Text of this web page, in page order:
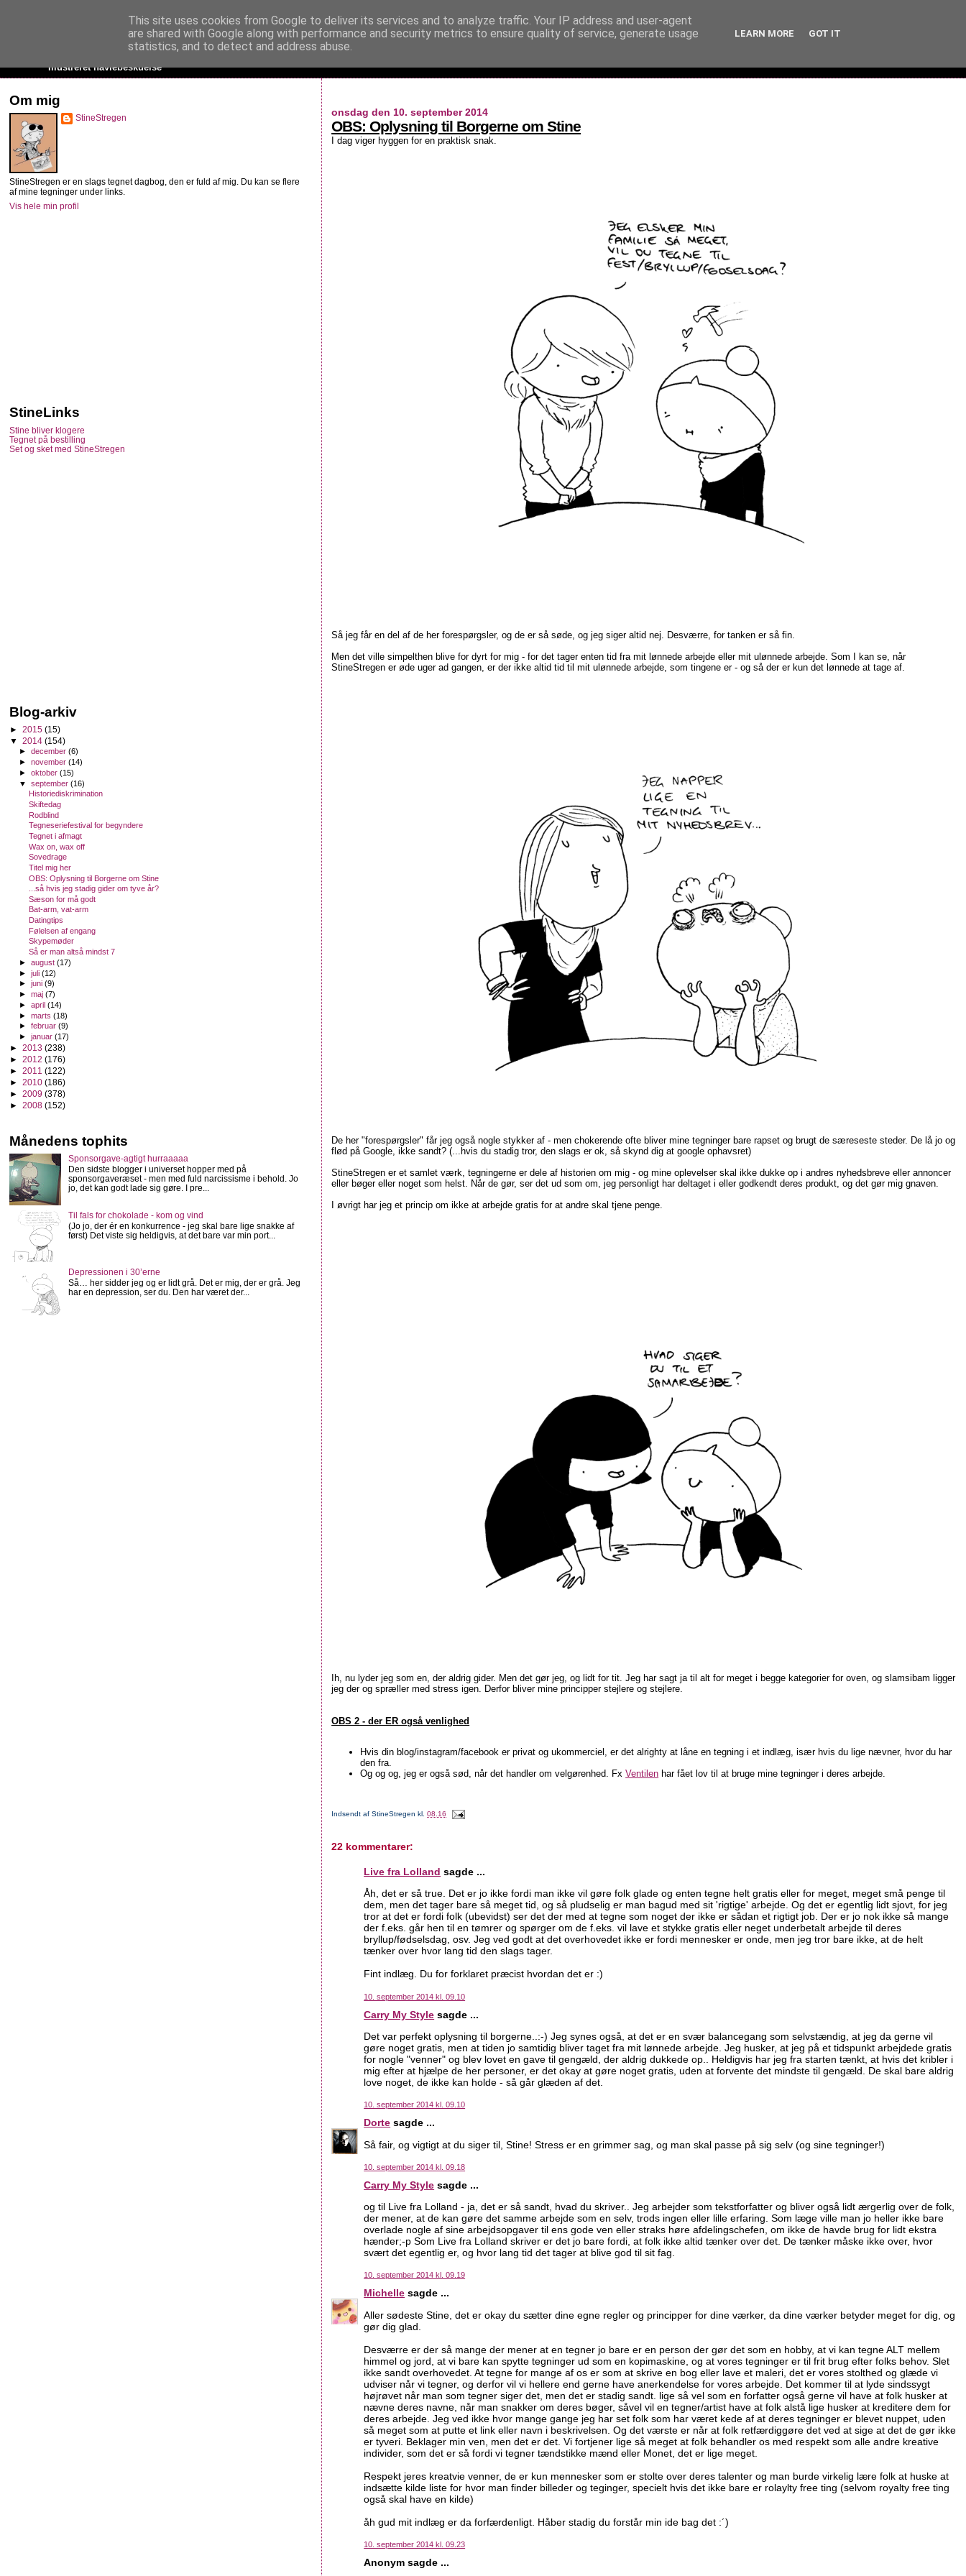
StineStregen
Illustreret navlebeskuelse
onsdag den 10. september 2014
OBS: Oplysning til Borgerne om Stine
I dag viger hyggen for en praktisk snak.
Så jeg får en del af de her forespørgsler, og de er så søde, og jeg siger altid nej. Desværre, for tanken er så fin.
Men det ville simpelthen blive for dyrt for mig - for det tager enten tid fra mit lønnede arbejde eller mit ulønnede arbejde. Som I kan se, når
StineStregen er øde uger ad gangen, er der ikke altid tid til mit ulønnede arbejde, som tingene er - og så der er kun det lønnede at tage af.
De her "forespørgsler" får jeg også nogle stykker af - men chokerende ofte bliver mine tegninger bare rapset og brugt de særeseste steder. De lå jo og
flød på Google, ikke sandt? (...hvis du stadig tror, den slags er ok, så skynd dig at google ophavsret)
StineStregen er et samlet værk, tegningerne er dele af historien om mig - og mine oplevelser skal ikke dukke op i andres nyhedsbreve eller annoncer
eller bøger eller noget som helst. Når de gør, ser det ud som om, jeg personligt har deltaget i eller godkendt deres produkt, og det gør mig gnaven.
I øvrigt har jeg et princip om ikke at arbejde gratis for at andre skal tjene penge.
Ih, nu lyder jeg som en, der aldrig gider. Men det gør jeg, og lidt for tit. Jeg har sagt ja til alt for meget i begge kategorier for oven, og slamsibam ligger
jeg der og spræller med stress igen. Derfor bliver mine principper stejlere og stejlere.
OBS 2 - der ER også venlighed
Hvis din blog/instagram/facebook er privat og ukommerciel, er det alrighty at låne en tegning i et indlæg, især hvis du lige nævner, hvor du har
den fra.
Og og og, jeg er også sød, når det handler om velgørenhed. FxVentilen har fået lov til at bruge mine tegninger i deres arbejde.
Indsendt afStineStregen kl.08.16
22 kommentarer:
Live fra Lolland sagde ...
Åh, det er så true. Det er jo ikke fordi man ikke vil gøre folk glade og enten tegne helt gratis eller for meget, meget små penge til
dem, men det tager bare så meget tid, og så pludselig er man bagud med sit 'rigtige' arbejde. Og det er egentlig lidt sjovt, for jeg
tror at det er fordi folk (ubevidst) ser det der med at tegne som noget der ikke er sådan et rigtigt job. Der er jo nok ikke så mange
der f.eks. går hen til en tømrer og spørger om de f.eks. vil lave et stykke gratis eller neget underbetalt arbejde til deres
bryllup/fødselsdag, osv. Jeg ved godt at det overhovedet ikke er fordi mennesker er onde, men jeg tror bare ikke, at de helt
tænker over hvor lang tid den slags tager.
Fint indlæg. Du for forklaret præcist hvordan det er :)
10. september 2014 kl. 09.10
Carry My Style sagde ...
Det var perfekt oplysning til borgerne..:-) Jeg synes også, at det er en svær balancegang som selvstændig, at jeg da gerne vil
gøre noget gratis, men at tiden jo samtidig bliver taget fra mit lønnede arbejde. Jeg husker, at jeg på et tidspunkt arbejdede gratis
for nogle "venner" og blev lovet en gave til gengæld, der aldrig dukkede op.. Heldigvis har jeg fra starten tænkt, at hvis det kribler i
mig efter at hjælpe de her personer, er det okay at gøre noget gratis, uden at forvente det mindste til gengæld. De skal bare aldrig
love noget, de ikke kan holde - så går glæden af det.
10. september 2014 kl. 09.10
Dorte sagde ...
Så fair, og vigtigt at du siger til, Stine! Stress er en grimmer sag, og man skal passe på sig selv (og sine tegninger!)
10. september 2014 kl. 09.18
Carry My Style sagde ...
og til Live fra Lolland - ja, det er så sandt, hvad du skriver.. Jeg arbejder som tekstforfatter og bliver også lidt ærgerlig over de folk,
der mener, at de kan gøre det samme arbejde som en selv, trods ingen eller lille erfaring. Som læge ville man jo heller ikke bare
overlade nogle af sine arbejdsopgaver til ens gode ven eller straks høre afdelingschefen, om ikke de havde brug for lidt ekstra
hænder;-p Som Live fra Lolland skriver er det jo bare fordi, at folk ikke altid tænker over det. De tænker måske ikke over, hvor
svært det egentlig er, og hvor lang tid det tager at blive god til sit fag.
10. september 2014 kl. 09.19
Michelle sagde ...
Aller sødeste Stine, det er okay du sætter dine egne regler og principper for dine værker, da dine værker betyder meget for dig, og
gør dig glad.
Desværre er der så mange der mener at en tegner jo bare er en person der gør det som en hobby, at vi kan tegne ALT mellem
himmel og jord, at vi bare kan spytte tegninger ud som en kopimaskine, og at vores tegninger er til frit brug efter folks behov. Slet
ikke sandt overhovedet. At tegne for mange af os er som at skrive en bog eller lave et maleri, det er vores stolthed og glæde vi
udviser når vi tegner, og derfor vil vi hellere end gerne have anerkendelse for vores arbejde. Det kommer til at lyde sindssygt
højrøvet når man som tegner siger det, men det er stadig sandt. lige så vel som en forfatter også gerne vil have at folk husker at
nævne deres navne, når man snakker om deres bøger, såvel vil en tegner/artist have at folk alstå lige husker at kreditere dem for
deres arbejde. Jeg ved ikke hvor mange gange jeg har set folk som har været kede af at deres tegninger er blevet nuppet, uden
så meget som at putte et link eller navn i beskrivelsen. Og det værste er når at folk retfærdiggøre det ved at sige at det de gør ikke
er tyveri. Beklager min ven, men det er det. Vi fortjener lige så meget at folk behandler os med respekt som alle andre kreative
individer, som det er så fordi vi tegner tændstikke mænd eller Monet, det er lige meget.
Respekt jeres kreatvie venner, de er kun mennesker som er stolte over deres talenter og man burde virkelig lære folk at huske at
indsætte kilde liste for hvor man finder billeder og teginger, specielt hvis det ikke bare er rolaylty free ting (selvom royalty free ting
også skal have en kilde)
åh gud mit indlæg er da forfærdenligt. Håber stadig du forstår min ide bag det :´)
10. september 2014 kl. 09.23
Anonym sagde ...
Om mig
StineStregen
StineStregen er en slags tegnet dagbog, den er fuld af mig. Du kan se flere
af mine tegninger under links.
Vis hele min profil
StineLinks
Stine bliver klogere
Tegnet på bestilling
Set og sket med StineStregen
Blog-arkiv
► 2015 (15)
▼ 2014 (154)
►december(6)
►november(14)
►oktober(15)
▼september(16)
Historiediskrimination
Skiftedag
Rodblind
Tegneseriefestival for begyndere
Tegnet i afmagt
Wax on, wax off
Sovedrage
Titel mig her
OBS: Oplysning til Borgerne om Stine
...så hvis jeg stadig gider om tyve år?
Sæson for må godt
Bat-arm, vat-arm
Datingtips
Følelsen af engang
Skypemøder
Så er man altså mindst 7
►august(17)
►juli(12)
►juni(9)
►maj(7)
►april(14)
►marts(18)
►februar(9)
►januar(17)
► 2013 (238)
► 2012 (176)
► 2011 (122)
► 2010 (186)
► 2009 (378)
► 2008 (152)
Månedens tophits
Sponsorgave-agtigt hurraaaaa
Den sidste blogger i universet hopper med på
sponsorgaveræset - men med fuld narcissisme i behold. Jo
jo, det kan godt lade sig gøre. I pre...
Til fals for chokolade - kom og vind
(Jo jo, der ér en konkurrence - jeg skal bare lige snakke af
først) Det viste sig heldigvis, at det bare var min port...
Depressionen i 30’erne
Så… her sidder jeg og er lidt grå. Det er mig, der er grå. Jeg
har en depression, ser du. Den har været der...
This site uses cookies from Google to deliver its services and to analyze traffic. Your IP address and user-agent
are shared with Google along with performance and security metrics to ensure quality of service, generate usage
statistics, and to detect and address abuse.
LEARN MORE GOT IT